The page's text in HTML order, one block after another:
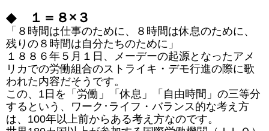
◆ １＝８×３
「８時間は仕事のために、８時間は休息のために、
残りの８時間は自分たちのために」
１８８６年５月１日、メーデーの起源となったアメ
リカでの労働組合のストライキ・デモ行進の際に歌
われた内容だそうです。
この、1日を「労働」「休息」「自由時間」の三等分
するという、ワーク･ライフ・バランス的な考え方
は、100年以上前からある考え方なのです。